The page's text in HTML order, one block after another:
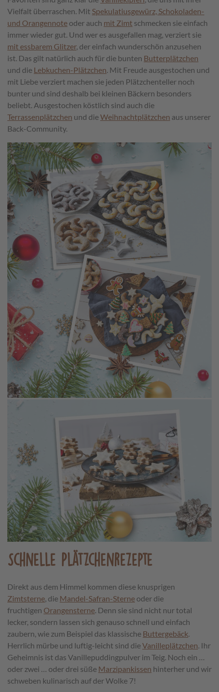
Vielfalt überraschen. Mit Spekulatiusgewürz, Schokoladen-
und Orangennote oder auch mit Zimt schmecken sie einfach
immer wieder gut. Und wer es ausgefallen mag, verziert sie
mit essbarem Glitzer, der einfach wunderschön anzusehen
ist. Das gilt natürlich auch für die bunten Butterplätzchen
und die Lebkuchen-Plätzchen . Mit Freude ausgestochen und
mit Liebe verziert machen sie jeden Plätzchenteller noch
bunter und sind deshalb bei kleinen Bäckern besonders
beliebt. Ausgestochen köstlich sind auch die
Terrassenplätzchen und dieWeihnachtplätzchen aus unserer
Back-Community.
Schnelle Plätzchenrezepte
Direkt aus dem Himmel kommen diese knusprigen
Zimtsterne, die Mandel-Safran-Sterne oder die
fruchtigen Orangensterne. Denn sie sind nicht nur total
lecker, sondern lassen sich genauso schnell und einfach
zaubern, wie zum Beispiel das klassische Buttergebäck.
Herrlich mürbe und luftig-leicht sind dieVanilleplätzchen. Ihr
Geheimnis ist das Vanillepuddingpulver im Teig. Noch ein …
oder zwei … oder drei süße Marzipankissen hinterher und wir
schweben kulinarisch auf der Wolke 7!